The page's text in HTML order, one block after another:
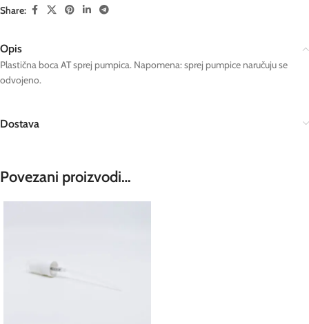
Share:
Opis
Plastična boca AT sprej pumpica. Napomena: sprej pumpice naručuju se
odvojeno.
Dostava
Povezani proizvodi…